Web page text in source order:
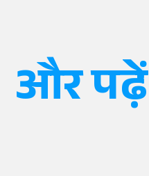
और पढ़ें